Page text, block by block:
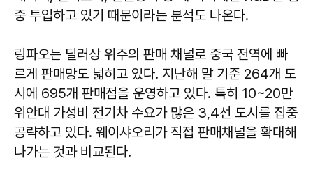
중 투입하고 있기 때문이라는 분석도 나온다.
링파오는 딜러상 위주의 판매 채널로 중국 전역에 빠
르게 판매망도 넓히고 있다. 지난해 말 기준 264개 도
시에 695개 판매점을 운영하고 있다. 특히 10~20만
위안대 가성비 전기차 수요가 많은 3,4선 도시를 집중
공략하고 있다. 웨이샤오리가 직접 판매채널을 확대해
나가는 것과 비교된다.